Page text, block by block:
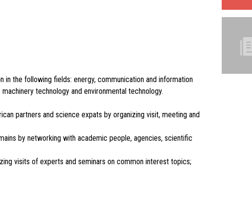
the following fields: energy, communication and information
technology and environmental technology.
partners and science expats by organizing visit, meeting and
by networking with academic people, agencies, scientific
visits of experts and seminars on common interest topics;